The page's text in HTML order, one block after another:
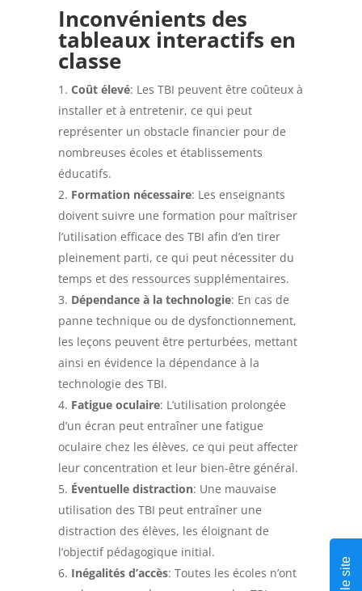
Inconvénients des
tableaux interactifs en
classe
Coût élevé: Les TBI peuvent être coûteux à
installer et à entretenir, ce qui peut
représenter un obstacle financier pour de
nombreuses écoles et établissements
éducatifs.
Formation nécessaire: Les enseignants
doivent suivre une formation pour maîtriser
l’utilisation efficace des TBI afin d’en tirer
pleinement parti, ce qui peut nécessiter du
temps et des ressources supplémentaires.
Dépendance à la technologie: En cas de
panne technique ou de dysfonctionnement,
les leçons peuvent être perturbées, mettant
ainsi en évidence la dépendance à la
technologie des TBI.
Fatigue oculaire: L’utilisation prolongée
d’un écran peut entraîner une fatigue
oculaire chez les élèves, ce qui peut affecter
leur concentration et leur bien-être général.
Éventuelle distraction: Une mauvaise
utilisation des TBI peut entraîner une
distraction des élèves, les éloignant de
l’objectif pédagogique initial.
Inégalités d’accès: Toutes les écoles n’ont